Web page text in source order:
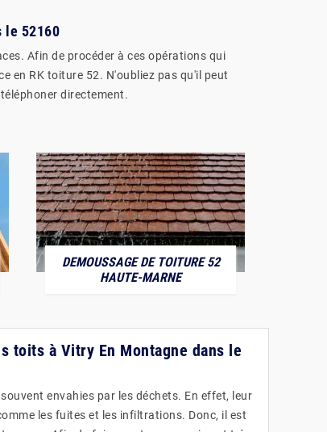
le 52160
Afin de procéder à ces opérations qui
en RK toiture 52. N'oubliez pas qu'il peut
directement.
DEMOUSSAGE DE TOITURE 52
HAUTE-MARNE
toits à Vitry En Montagne dans le
envahies par les déchets. En effet, leur
les fuites et les infiltrations. Donc, il est